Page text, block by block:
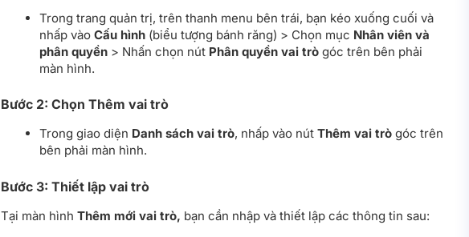
Trong trang quản trị, trên thanh menu bên trái, bạn kéo xuống cuối và
nhấp vào Cấu hình (biểu tượng bánh răng) > Chọn mục Nhân viên và
phân quyền > Nhấn chọn nút Phân quyền vai trò góc trên bên phải
màn hình.
Bước 2: Chọn Thêm vai trò
Trong giao diện Danh sách vai trò, nhấp vào nút Thêm vai trò góc trên
bên phải màn hình.
Bước 3: Thiết lập vai trò
Tại màn hình Thêm mới vai trò, bạn cần nhập và thiết lập các thông tin sau: